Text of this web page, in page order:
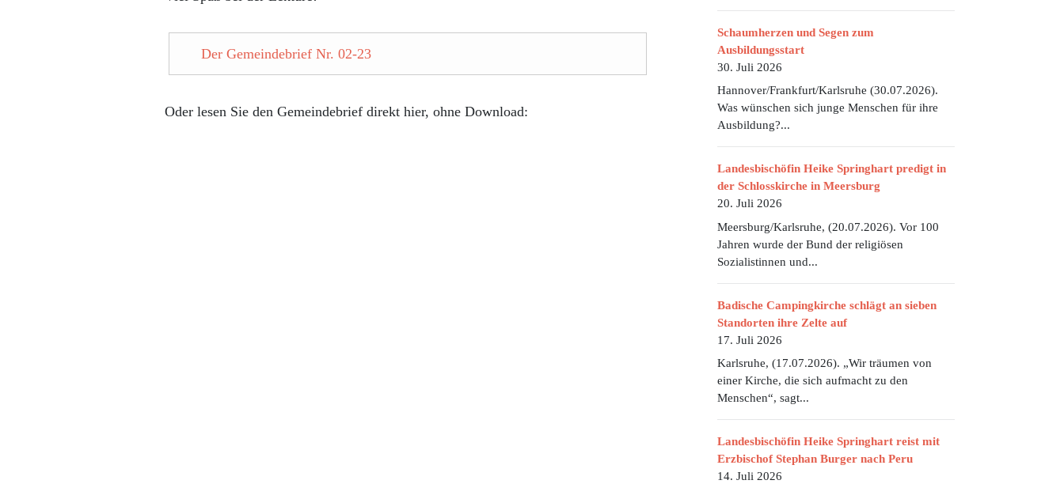
Der Gemeindebrief Nr. 02-23
Oder lesen Sie den Gemeindebrief direkt hier, ohne Download:
Schaumherzen und Segen zum
Ausbildungsstart
30. Juli 2026
Hannover/Frankfurt/Karlsruhe (30.07.2026).
Was wünschen sich junge Menschen für ihre
Ausbildung?...
Landesbischöfin Heike Springhart predigt in
der Schlosskirche in Meersburg
20. Juli 2026
Meersburg/Karlsruhe, (20.07.2026). Vor 100
Jahren wurde der Bund der religiösen
Sozialistinnen und...
Badische Campingkirche schlägt an sieben
Standorten ihre Zelte auf
17. Juli 2026
Karlsruhe, (17.07.2026). „Wir träumen von
einer Kirche, die sich aufmacht zu den
Menschen“, sagt...
Landesbischöfin Heike Springhart reist mit
Erzbischof Stephan Burger nach Peru
14. Juli 2026